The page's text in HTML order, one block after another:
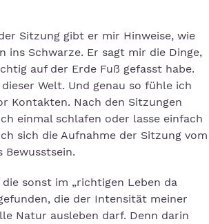
Sitzung gibt er mir Hinweise, wie
Schwarze. Er sagt mir die Dinge,
auf der Erde Fuß gefasst habe.
Welt. Und genau so fühle ich
Kontakten. Nach den Sitzungen
einmal schlafen oder lasse einfach
sich die Aufnahme der Sitzung vom
sonst im „richtigen Leben da
die der Intensität meiner
Natur ausleben darf. Denn darin